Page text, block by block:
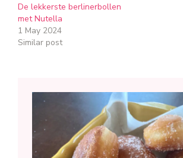
De lekkerste berlinerbollen
met Nutella
1 May 2024
Similar post